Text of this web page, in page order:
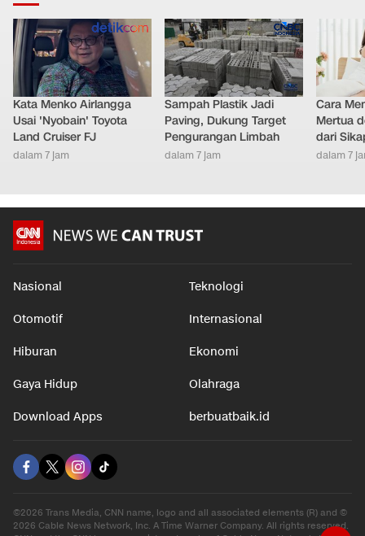
Kata Menko Airlangga
Usai 'Nyobain' Toyota
Land Cruiser FJ
dalam 7 jam
Sampah Plastik Jadi
Paving, Dukung Target
Pengurangan Limbah
dalam 7 jam
Cara
Mertua
dari
dalam 7
Nasional Teknologi
Otomotif Internasional
Hiburan Ekonomi
Gaya Hidup Olahraga
Download Apps berbuatbaik.id
©2026 Trans Media, CNN name, logo and all associated elements (R) and ©
2026 Cable News Network, Inc. A Time Warner Company. All rights reserved.